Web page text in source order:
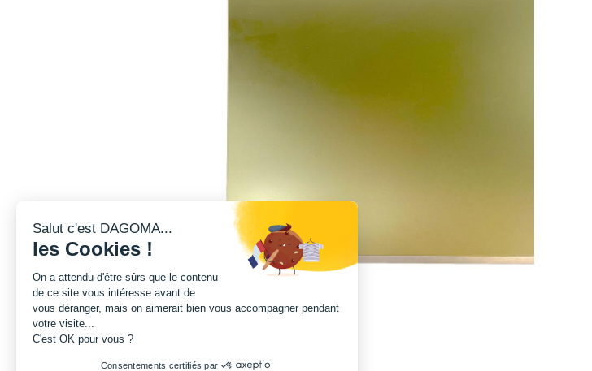
Salut c'est DAGOMA...
les Cookies !
On a attendu d'être sûrs que le contenu
de ce site vous intéresse avant de
vous déranger, mais on aimerait bien vous accompagner pendant
votre visite...
C'est OK pour vous ?
Consentements certifiés par